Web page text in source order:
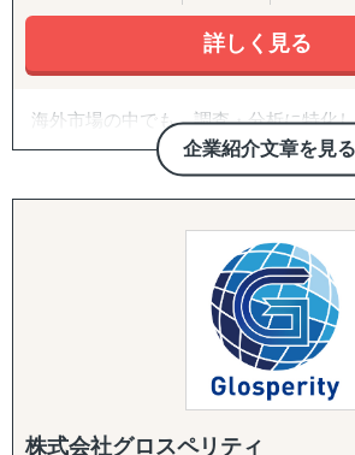
↳ 画像・動画コンテンツ制作
『販路構築チーム』
↳ 商談向け資料制作
↳ 企業リストアップ
↳ アポイント取得
↳ 商談創出・交渉サポート
目的：海外現地で活動するために必要
↳ 会社設立（登記・銀行口座）
↳ 不動産探索（オフィス・倉庫・店舗・
↳ 店舗開業パッケージ（許認可・内装
↳ 人材採用支援（現地スタッフ採用）
多言語カスタマーサポート、国際送金
Amazon内広告を含む集客、
テクニカルサポート、アカウント運用
市場調査、コンサルティング、SNSマ
ィアバイイング、現地スタッフの手配
等について、弊社パートナーと共に対
また、国内Amazonの場合、並行して楽
サイト、SNS、メディアサイト、広告
ルマーケティングのトータルサポート
詳しく見る
企業紹介文章を見る
海外市場の中でも、調査・分析に特化
しております。
たとえば、市場の調査・分析に関して
を推測するPEST分析や、ビジネスモデ
を「正確かつ包括的」に実施しており
が必要なのか、クライアントのご相談
をすることを徹底していることが強み
競合の調査・分析については、対象企
握するためのSWOT分析、マーケット
分析などを行い、「その企業がなぜ成
を徹底的に掘り下げます。
株式会社グロスペリティ